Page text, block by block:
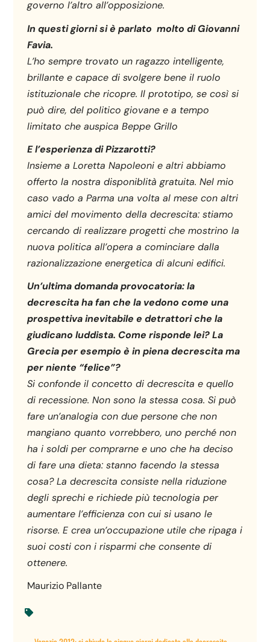
governo l’altro all’opposizione.
In questi giorni si è parlato molto di Giovanni
Favia.
L’ho sempre trovato un ragazzo intelligente,
brillante e capace di svolgere bene il ruolo
istituzionale che ricopre. Il prototipo, se così si
può dire, del politico giovane e a tempo
limitato che auspica Beppe Grillo
E l’esperienza di Pizzarotti?
Insieme a Loretta Napoleoni e altri abbiamo
offerto la nostra disponiblità gratuita. Nel mio
caso vado a Parma una volta al mese con altri
amici del movimento della decrescita: stiamo
cercando di realizzare progetti che mostrino la
nuova politica all’opera a cominciare dalla
razionalizzazione energetica di alcuni edifici.
Un’ultima domanda provocatoria: la
decrescita ha fan che la vedono come una
prospettiva inevitabile e detrattori che la
giudicano luddista. Come risponde lei? La
Grecia per esempio è in piena decrescita ma
per niente “felice”?
Si confonde il concetto di decrescita e quello
di recessione. Non sono la stessa cosa. Si può
fare un’analogia con due persone che non
mangiano quanto vorrebbero, uno perché non
ha i soldi per comprarne e uno che ha deciso
di fare una dieta: stanno facendo la stessa
cosa? La decrescita consiste nella riduzione
degli sprechi e richiede più tecnologia per
aumentare l’efficienza con cui si usano le
risorse. E crea un’occupazione utile che ripaga i
suoi costi con i risparmi che consente di
ottenere.
Maurizio Pallante
